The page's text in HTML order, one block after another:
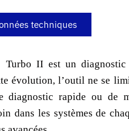
techniques
Turbo II est un diagnostic
évolution, l’outil ne se
diagnostic rapide ou de
dans les systèmes de